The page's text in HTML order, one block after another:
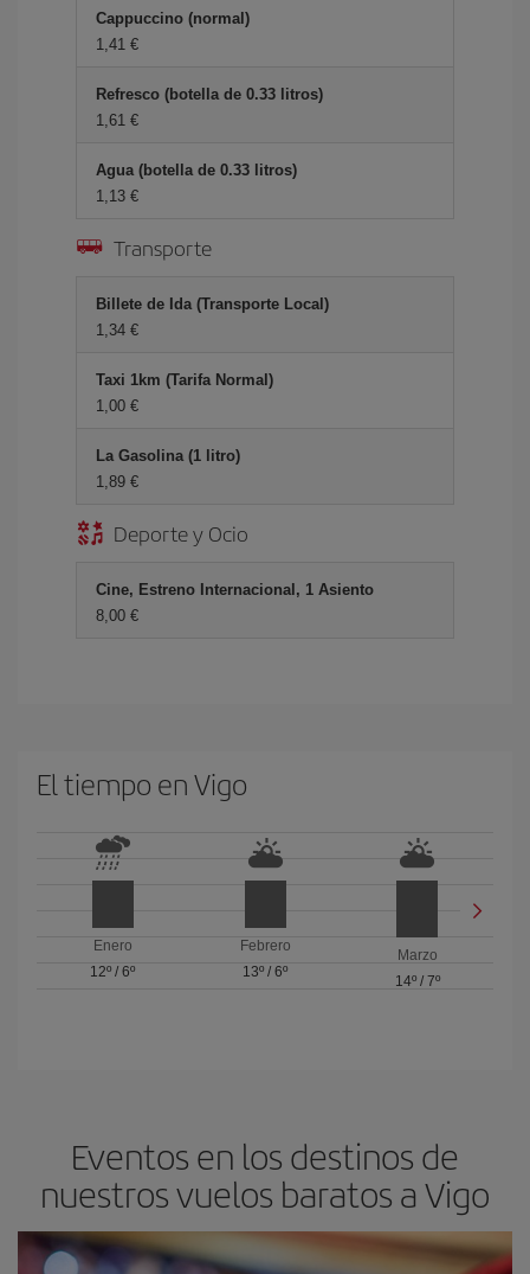
Cappuccino (normal)
1,41 €
Refresco (botella de 0.33 litros)
1,61 €
Agua (botella de 0.33 litros)
1,13 €
Transporte
Billete de Ida (Transporte Local)
1,34 €
Taxi 1km (Tarifa Normal)
1,00 €
La Gasolina (1 litro)
1,89 €
Deporte y Ocio
Cine, Estreno Internacional, 1 Asiento
8,00 €
El tiempo en Vigo
Enero
12º /6º
Febrero
13º / 6º
Marzo
14º/ 7º
Eventos en los destinos de
nuestros vuelos baratos a Vigo